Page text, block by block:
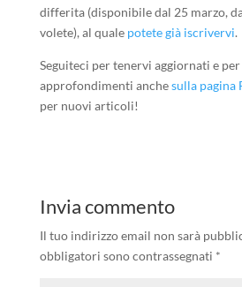
differita (disponibile dal 25 marzo,
volete), al quale potete già iscrivervi.
Seguiteci per tenervi aggiornati e
approfondimenti anchesulla pagina
per nuovi articoli!
Invia commento
Il tuo indirizzo email non sarà
obbligatori sono contrassegnati *